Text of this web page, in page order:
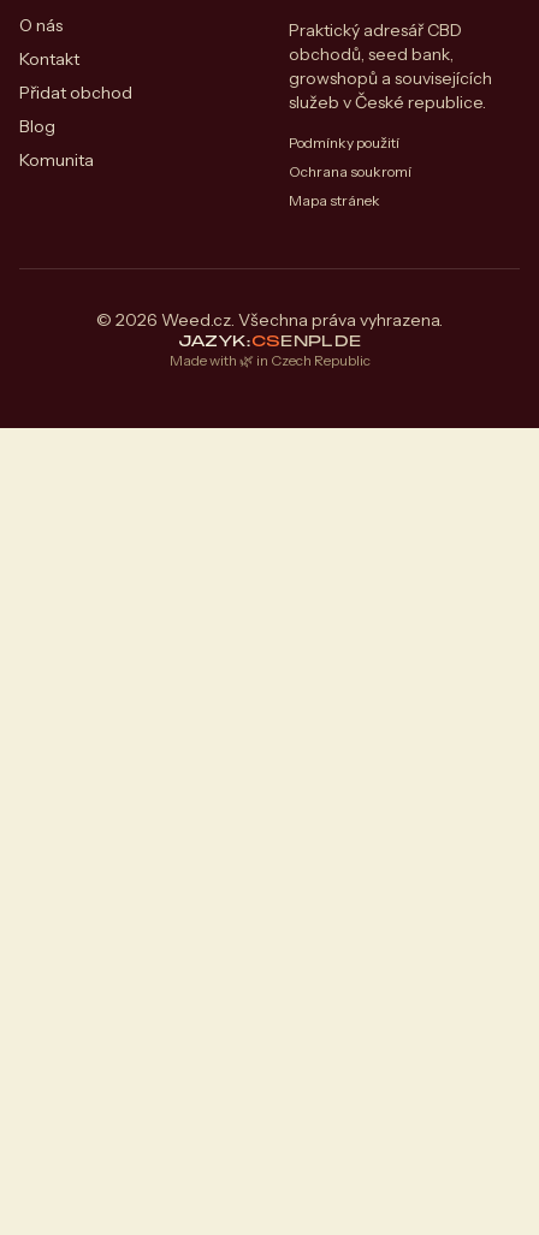
O nás
Kontakt
Přidat obchod
Blog
Komunita
Praktický adresář CBD
obchodů, seed bank,
growshopů a souvisejících
služeb v České republice.
Podmínky použití
Ochrana soukromí
Mapa stránek
© 2026 Weed.cz. Všechna práva vyhrazena.
JAZYK:CSENPLDE
Made with 🌿 in Czech Republic